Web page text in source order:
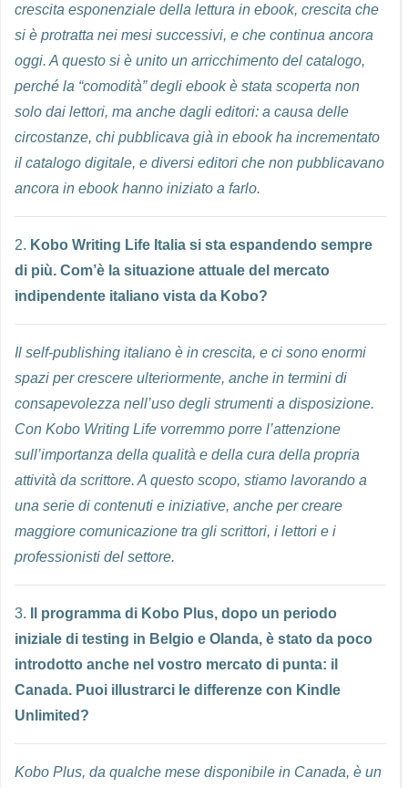
crescita esponenziale della lettura in ebook, crescita che
si è protratta nei mesi successivi, e che continua ancora
oggi. A questo si è unito un arricchimento del catalogo,
perché la “comodità” degli ebook è stata scoperta non
solo dai lettori, ma anche dagli editori: a causa delle
circostanze, chi pubblicava già in ebook ha incrementato
il catalogo digitale, e diversi editori che non pubblicavano
ancora in ebook hanno iniziato a farlo.
2. Kobo Writing Life Italia si sta espandendo sempre
di più. Com’è la situazione attuale del mercato
indipendente italiano vista da Kobo?
Il self-publishing italiano è in crescita, e ci sono enormi
spazi per crescere ulteriormente, anche in termini di
consapevolezza nell’uso degli strumenti a disposizione.
Con Kobo Writing Life vorremmo porre l’attenzione
sull’importanza della qualità e della cura della propria
attività da scrittore. A questo scopo, stiamo lavorando a
una serie di contenuti e iniziative, anche per creare
maggiore comunicazione tra gli scrittori, i lettori e i
professionisti del settore.
3.
Il programma di Kobo Plus, dopo un periodo
iniziale di testing in Belgio e Olanda, è stato da poco
introdotto anche nel vostro mercato di punta: il
Canada. Puoi illustrarci le differenze con Kindle
Unlimited?
Kobo Plus, da qualche mese disponibile in Canada, è un